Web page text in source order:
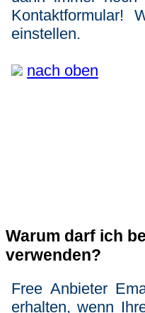
Kontaktformular!
einstellen.
nach oben
Warum darf ich
verwenden?
Free Anbieter
erhalten, wenn